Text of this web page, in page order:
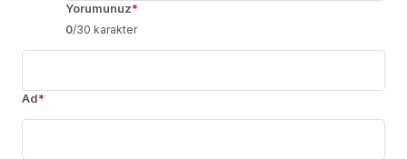
Yorumunuz*
0/30 karakter
Ad*